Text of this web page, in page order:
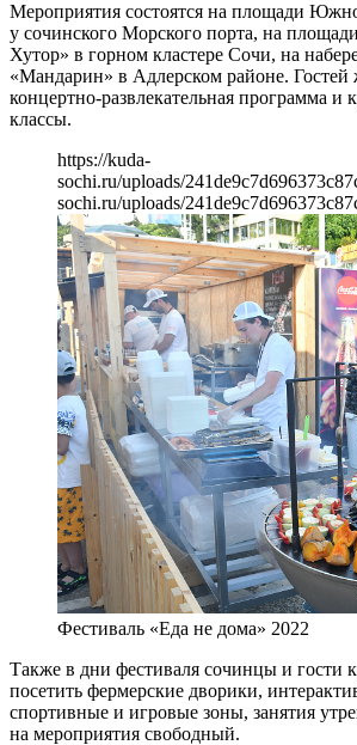
Мероприятия состоятся на площади
у сочинского Морского порта, на
Хутор» в горном кластере Сочи, на
«Мандарин» в Адлерском районе.
концертно-развлекательная программа и
классы.
https://kuda-
sochi.ru/uploads/
sochi.ru/uploads/
Фестиваль «Еда не дома» 2022
Также в дни фестиваля сочинцы и гости
посетить фермерские дворики,
спортивные и игровые зоны, занятия
на мероприятия свободный.